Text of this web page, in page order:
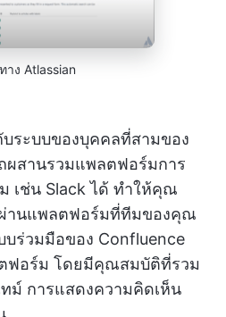
าง Atlassian
บระบบของบุคคลที่สามของ
สานรวมแพลตฟอร์มการ
เช่น Slack ได้ ทำให้คุณ
านแพลตฟอร์มที่ทีมของคุณ
ร่วมมือของ Confluence
ฟอร์ม โดยมีคุณสมบัติที่รวม
ม์ การแสดงความคิดเห็น